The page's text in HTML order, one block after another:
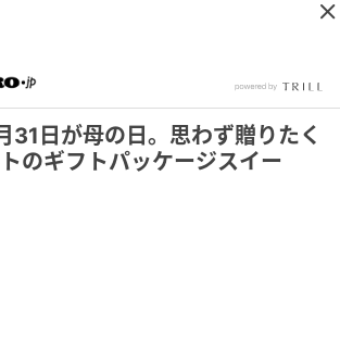
31日が母の日。思わず贈りたく
のギフトパッケージスイー